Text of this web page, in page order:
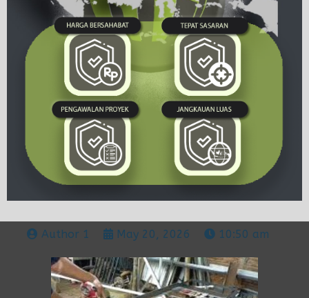
Author 1 May 20, 2026 10:50 am